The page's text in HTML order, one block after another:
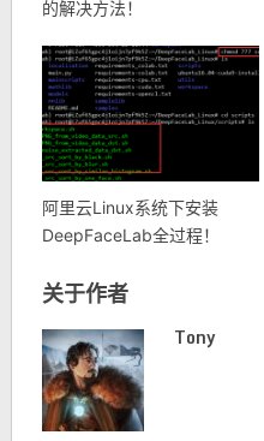
的解决方法！
阿里云Linux系统下安装
DeepFaceLab全过程！
关于作者
Tony